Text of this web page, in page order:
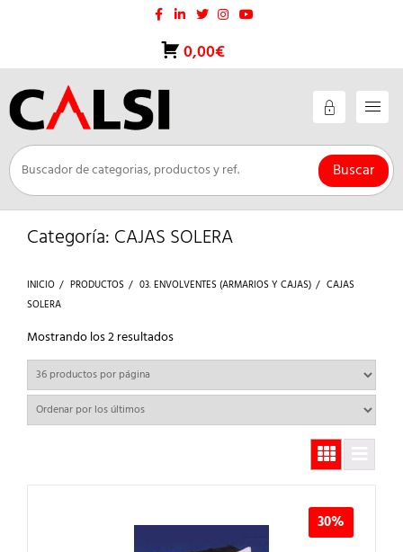
0,00€
Buscar
Categoría: CAJAS SOLERA
INICIO PRODUCTOS 03. ENVOLVENTES (ARMARIOS Y CAJAS)
CAJAS
SOLERA
Mostrando los 2 resultadosOrdenado
por
últimos
30%